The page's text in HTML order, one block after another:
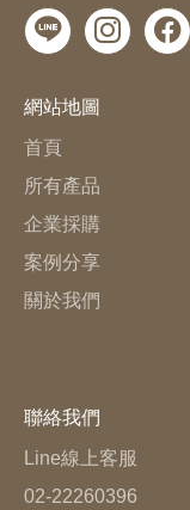
網站地圖
首頁
所有產品
企業採購
案例分享
關於我們
聯絡我們
Line線上客服
02-22260396